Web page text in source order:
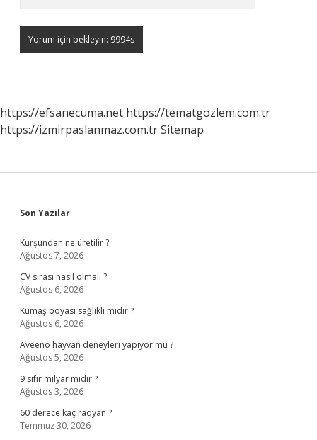
https://efsanecuma.net https://tematgozlem.com.tr
https://izmirpaslanmaz.com.trSitemap
Sidebar
Son Yazılar
Kurşundan ne üretilir ?
Ağustos 7, 2026
CV sırası nasıl olmalı ?
Ağustos 6, 2026
Kumaş boyası sağlıklı mıdır ?
Ağustos 6, 2026
Aveeno hayvan deneyleri yapıyor mu ?
Ağustos 5, 2026
9 sıfır milyar mıdır ?
Ağustos 3, 2026
60 derece kaç radyan ?
Temmuz 30, 2026